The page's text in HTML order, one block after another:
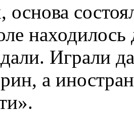
основа
Играли
а